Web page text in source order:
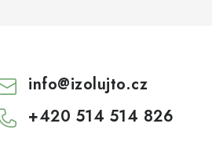
info@izolujto.cz
+420 514 514 826